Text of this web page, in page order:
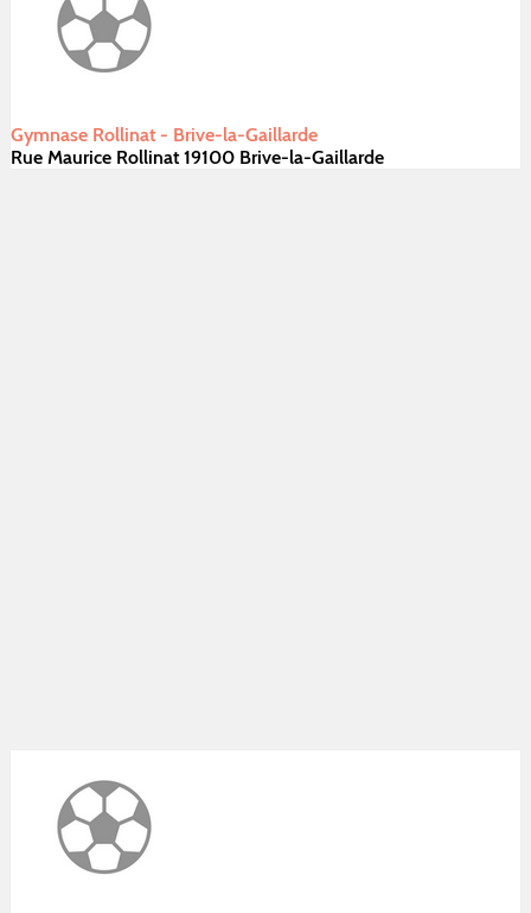
Gymnase Rollinat - Brive-la-Gaillarde
Rue Maurice Rollinat 19100 Brive-la-Gaillarde